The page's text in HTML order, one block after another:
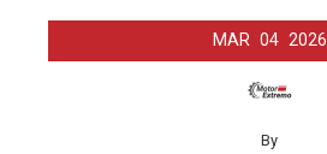
MAR 04 2026
By